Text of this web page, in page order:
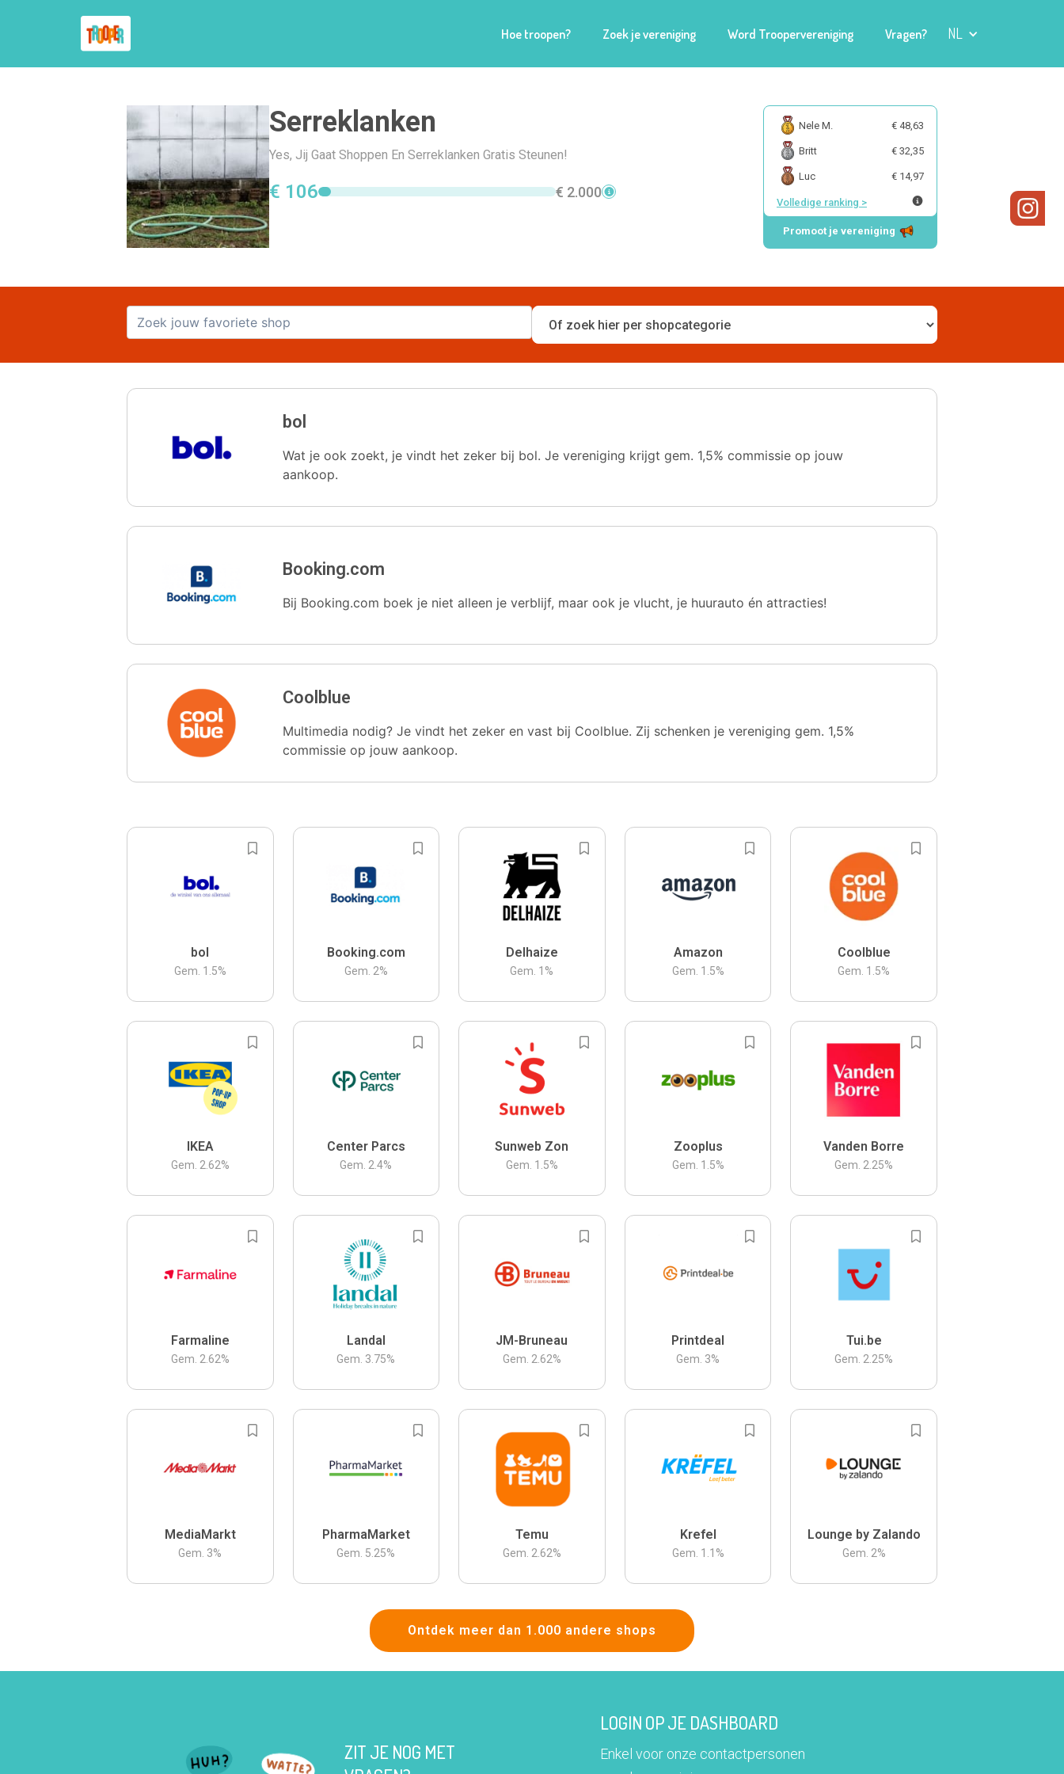
Hoe troopen? Zoek je vereniging Word Troopervereniging Vragen? NL
Serreklanken
Yes, Jij Gaat Shoppen En Serreklanken Gratis Steunen!
€ 106 € 2.000
Nele M. € 48,63
Britt € 32,35
Luc € 14,97
Volledige ranking >
Promoot je vereniging
bol
Wat je ook zoekt, je vindt het zeker bij bol. Je vereniging krijgt gem. 1,5% commissie op jouw
aankoop.
Booking.com
Bij Booking.com boek je niet alleen je verblijf, maar ook je vlucht, je huurauto én attracties!
Coolblue
Multimedia nodig? Je vindt het zeker en vast bij Coolblue. Zij schenken je vereniging gem. 1,5%
commissie op jouw aankoop.
bol
Gem. 1.5%
Booking.com
Gem. 2%
Delhaize
Gem. 1 %
Amazon
Gem. 1.5%
Coolblue
Gem. 1.5%
IKEA
Gem. 2.62%
Center Parcs
Gem. 2.4%
Sunweb Zon
Gem. 1.5%
Zooplus
Gem. 1.5%
Vanden Borre
Gem. 2.25%
Farmaline
Gem. 2.62%
Landal
Gem. 3.75%
JM-Bruneau
Gem. 2.62%
Printdeal
Gem. 3%
Tui.be
Gem. 2.25%
MediaMarkt
Gem. 3%
PharmaMarket
Gem. 5.25%
Temu
Gem. 2.62%
Krefel
Gem. 1.1 %
Lounge by Zalando
Gem. 2%
Ontdek meer dan 1.000 andere shops
ZIT JE NOG MET
LOGIN OP JE DASHBOARD
Enkel voor onze contactpersonen